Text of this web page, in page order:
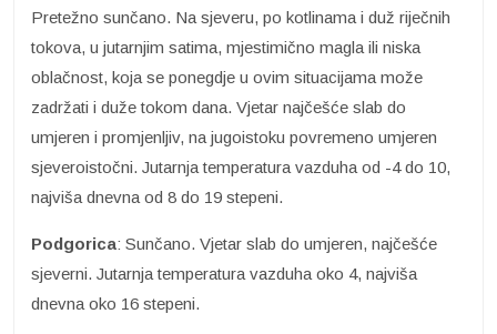
Pretežno sunčano. Na sjeveru, po kotlinama i duž riječnih
tokova, u jutarnjim satima, mjestimično magla ili niska
oblačnost, koja se ponegdje u ovim situacijama može
zadržati i duže tokom dana. Vjetar najčešće slab do
umjeren i promjenljiv, na jugoistoku povremeno umjeren
sjeveroistočni. Jutarnja temperatura vazduha od -4 do 10,
najviša dnevna od 8 do 19 stepeni.
Podgorica: Sunčano. Vjetar slab do umjeren, najčešće
sjeverni. Jutarnja temperatura vazduha oko 4, najviša
dnevna oko 16 stepeni.